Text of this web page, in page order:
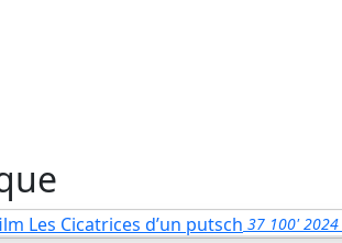
37 100' 2024